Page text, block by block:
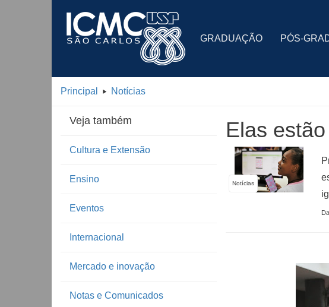
GRADUAÇÃO PÓS-
Principal Notícias
Veja também
Cultura e Extensão
Ensino
Eventos
Internacional
Mercado e inovação
Notas e Comunicados
Elas
Notícias